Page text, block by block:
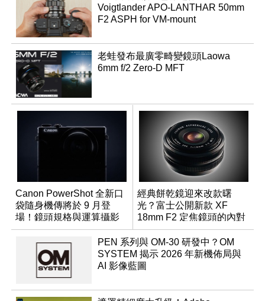
Voigtlander APO-LANTHAR 50mm
F2 ASPH for VM-mount
老蛙發布最廣零畸變鏡頭Laowa
6mm f/2 Zero-D MFT
Canon PowerShot 全新口
袋隨身機傳將於 9 月登
場！鏡頭規格與運算攝影
升級成為焦點
經典餅乾鏡迎來改款曙
光？富士公開新款 XF
18mm F2 定焦鏡頭的內對
焦專利
PEN 系列與 OM-30 研發中？OM
SYSTEM 揭示 2026 年新機佈局與
AI 影像藍圖